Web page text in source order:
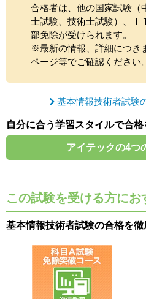
合格者は、他の国家試験（
士試験、技術士試験）、Ｉ
部免除が受けられます。
※最新の情報、詳細につき
ページ等でご確認ください。
基本情報技術者試験
自分に合う学習スタイルで合格
アイテックの4つ
この試験を受ける方にお
基本情報技術者試験の合格を徹